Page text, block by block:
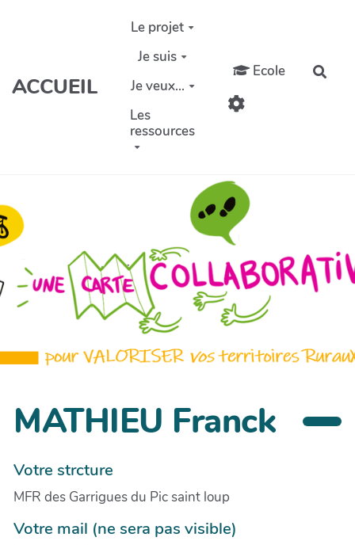
Aller au contenu principal
ACCUEIL
Le projet
Je suis
Je veux...
Les
ressources
Ecole
MATHIEU Franck
Votre strcture
MFR des Garrigues du Pic saint loup
Votre mail (ne sera pas visible)